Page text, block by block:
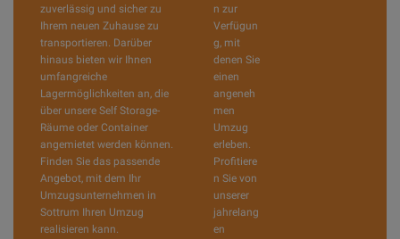
zuverlässig und sicher zu
Ihrem neuen Zuhause zu
transportieren. Darüber
hinaus bieten wir Ihnen
umfangreiche
Lagermöglichkeiten an, die
über unsere Self Storage-
Räume oder Container
angemietet werden können.
Finden Sie das passende
Angebot, mit dem Ihr
Umzugsunternehmen in
Sottrum Ihren Umzug
realisieren kann.
n zur
Verfügun
g, mit
denen Sie
einen
angeneh
men
Umzug
erleben.
Profitiere
n Sie von
unserer
jahrelang
en